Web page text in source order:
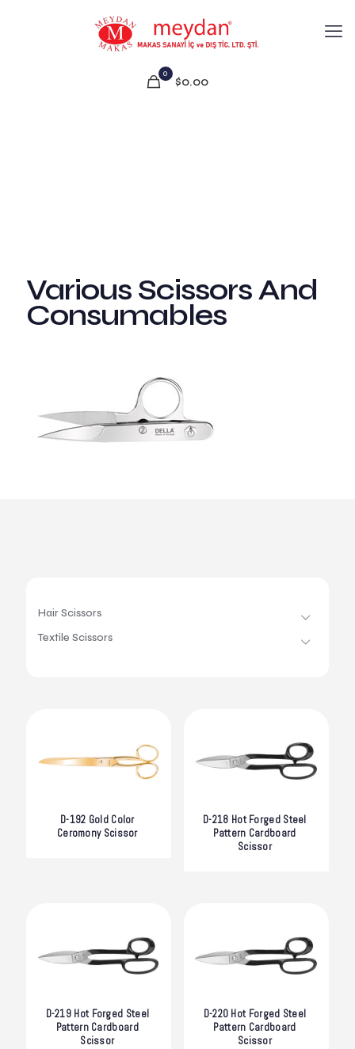
0
$0.00
Various Scissors And
Consumables
Hair Scissors
Textile Scissors
D-192 Gold Color
Ceromony Scissor
D-218 Hot Forged Steel
Pattern Cardboard
Scissor
D-219 Hot Forged Steel
Pattern Cardboard
Scissor
D-220 Hot Forged Steel
Pattern Cardboard
Scissor